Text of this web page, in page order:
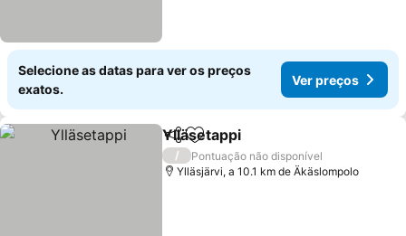
Selecione as datas para ver os preços
exatos.
Ver preços
PartilharAdicionar aos favoritos
Ylläsetappi
/
Pontuação não disponível
Ylläsjärvi, a 10.1 km de Äkäslompolo